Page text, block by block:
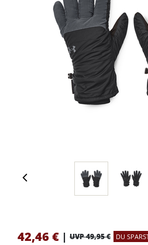
42,46 € | UVP 49,95 € DU